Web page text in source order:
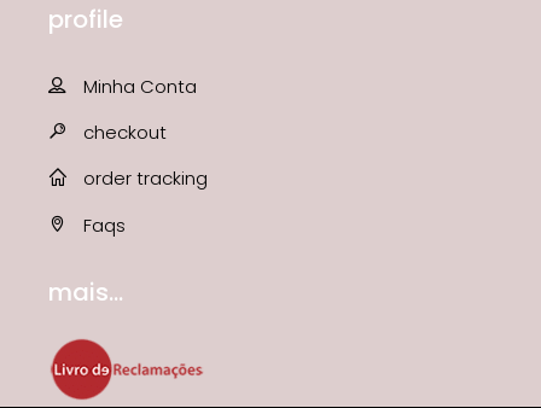
profile
Minha Conta
checkout
order tracking
Faqs
mais...